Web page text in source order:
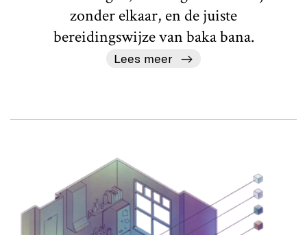
zonder elkaar, en de juiste
bereidingswijze van baka bana.
Lees meer